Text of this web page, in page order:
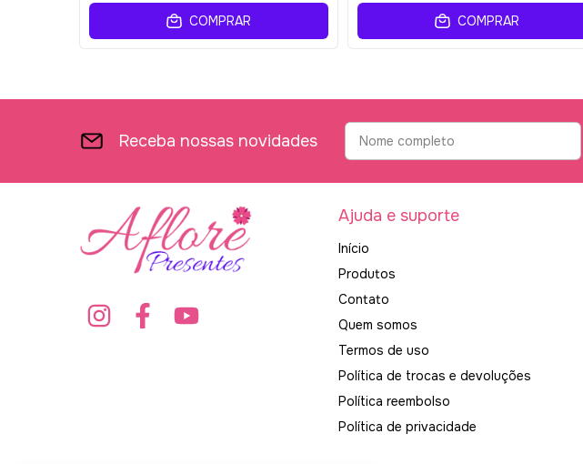
COMPRAR COMPRAR
Receba nossas novidades
Ajuda e suporte
Início
Produtos
Contato
Quem somos
Termos de uso
Política de trocas e devoluções
Política reembolso
Política de privacidade